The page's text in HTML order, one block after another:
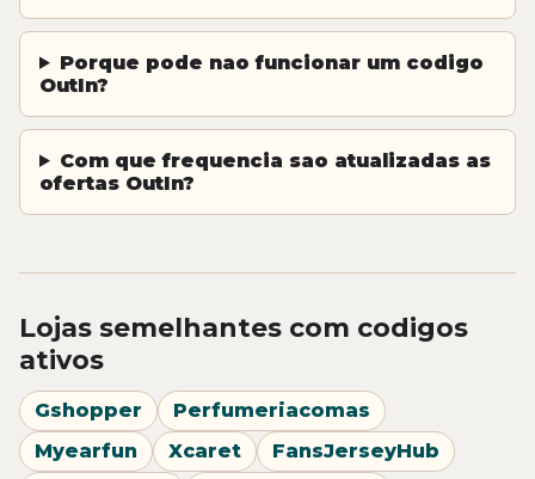
Porque pode nao funcionar um codigo
OutIn?
Com que frequencia sao atualizadas as
ofertas OutIn?
Lojas semelhantes com codigos
ativos
Gshopper
Perfumeriacomas
Myearfun
Xcaret
FansJerseyHub